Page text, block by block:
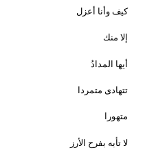
كيف وأنا أعزل
إلا منك
أيها المدادُ
تتهادى متمردا
متهورا
لا تأبه بفرح الأرز